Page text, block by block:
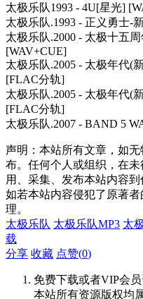
太极乐队1993 - 4U[星光]
太极乐队.1993 - 正义勇士-
太极乐队.2000 - 太极十五
[WAV+CUE]
太极乐队.2005 - 太极年代(
[FLAC分轨]
太极乐队.2005 - 太极年代(
[FLAC分轨]
太极乐队.2007 - BAND 5
声明：本站所有文章，如
布。任何个人或组织，在
用、采集、发布本站内容
如若本站内容侵犯了原著
理。
太极乐队 太极乐队MP3 太
载
分享 收藏 点赞(0)
免费下载或者VIP会
本站所有资源版权均